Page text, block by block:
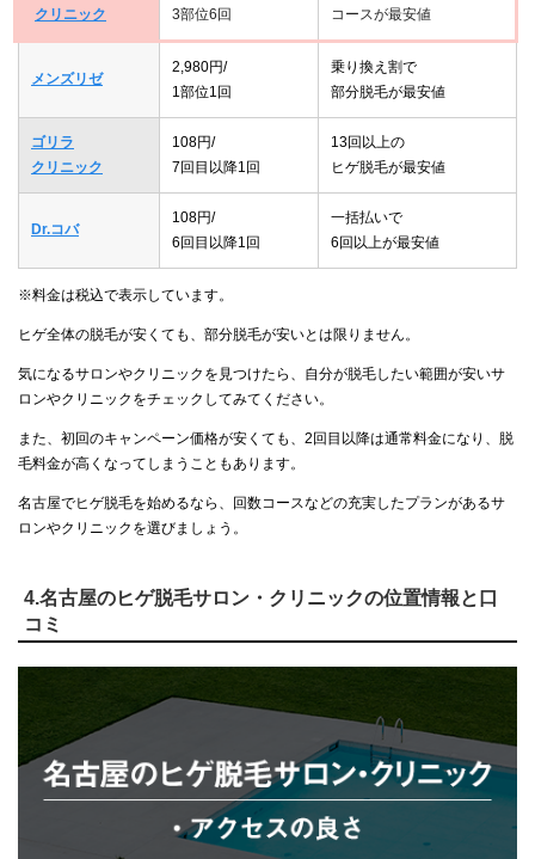
クリニック
3部位6回
コースが最安値
メンズリゼ
2,980円/
1部位1回
乗り換え割で
部分脱毛が最安値
ゴリラ
クリニック
108円/
7回目以降1回
13回以上の
ヒゲ脱毛が最安値
Dr.コバ
108円/
6回目以降1回
一括払いで
6回以上が最安値
※料金は税込で表示しています。
ヒゲ全体の脱毛が安くても、部分脱毛が安いとは限りません。
気になるサロンやクリニックを見つけたら、自分が脱毛したい範囲が安いサ
ロンやクリニックをチェックしてみてください。
また、初回のキャンペーン価格が安くても、2回目以降は通常料金になり、脱
毛料金が高くなってしまうこともあります。
名古屋でヒゲ脱毛を始めるなら、回数コースなどの充実したプランがあるサ
ロンやクリニックを選びましょう。
4.名古屋のヒゲ脱毛サロン・クリニックの位置情報と口
コミ